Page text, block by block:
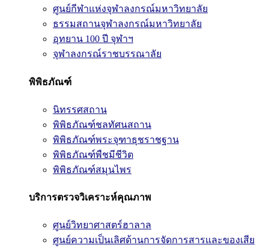
ศูนย์กีฬาแห่งจุฬาลงกรณ์มหาวิทยาลัย
ธรรมสถานจุฬาลงกรณ์มหาวิทยาลัย
อุทยาน 100 ปี จุฬาฯ
จุฬาลงกรณ์ราชบรรณาลัย
พิพิธภัณฑ์
นิทรรศสถาน
พิพิธภัณฑ์ชลทัศนสถาน
พิพิธภัณฑ์พระจุฑาธุชราชฐาน
พิพิธภัณฑ์พืชมีชีวิต
พิพิธภัณฑ์สมุนไพร
บริการตรวจวิเคราะห์คุณภาพ
ศูนย์วิทยาศาสตร์ฮาลาล
ศูนย์ความเป็นเลิศด้านการจัดการสารและของเสีย